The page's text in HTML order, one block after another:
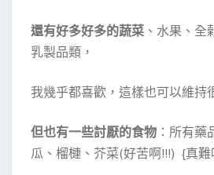
還有好多好多的蔬菜 、水果、全
乳製品類，
我幾乎都喜歡，這樣也可以維持
但也有一些討厭的食物 ：所有藥
瓜、榴槤、芥菜(好苦啊!!!) {真難